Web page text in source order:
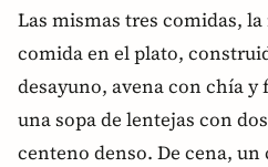
Las mismas tres comidas,
comida en el plato,
desayuno, avena con chía y
una sopa de lentejas con
centeno denso. De cena,